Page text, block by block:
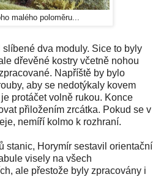
malého poloměru...
dva moduly. Sice to byly
dřevěné kostry včetně nohou
Napříště by bylo
aby se nedotýkaly kovem
protáčet volně rukou. Konce
přiložením zrcátka. Pokud se v
nemíří kolmo k rozhraní.
stanic, Horymír sestavil orientační
visely na všech
ale přestože byly zpracovány i